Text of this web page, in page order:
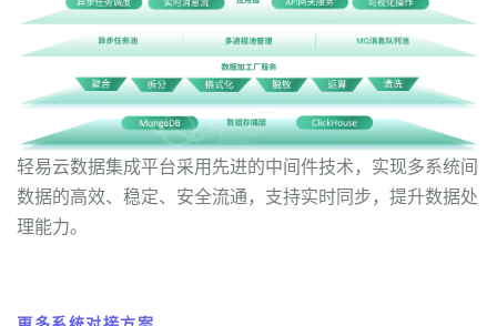
轻易云数据集成平台采用先进的中间件技术，实现多系统间
数据的高效、稳定、安全流通，支持实时同步，提升数据处
理能力。